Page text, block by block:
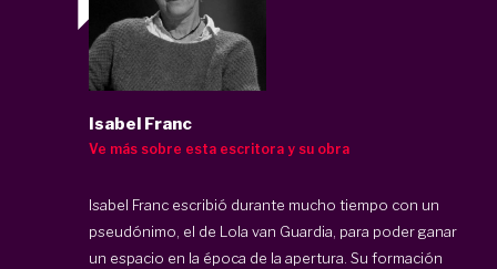
Isabel Franc
Ve más sobre esta escritora y su obra
Isabel Franc escribió durante mucho tiempo con un
pseudónimo, el de Lola van Guardia, para poder ganar
un espacio en la época de la apertura. Su formación